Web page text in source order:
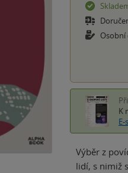
K
Výběr z
lidí, s nimiž